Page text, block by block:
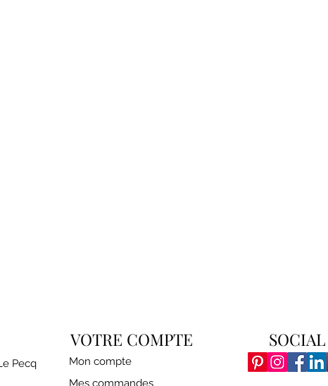
Pecq
VOTRE COMPTE
Mon compte
Mes commandes
SOCIAL